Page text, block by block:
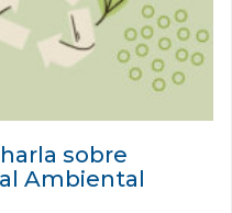
sobre
Ambiental